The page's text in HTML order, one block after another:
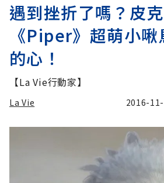
遇到挫折了嗎？皮
《Piper》超萌小
的心！
【La Vie行動家】
La Vie 2016-